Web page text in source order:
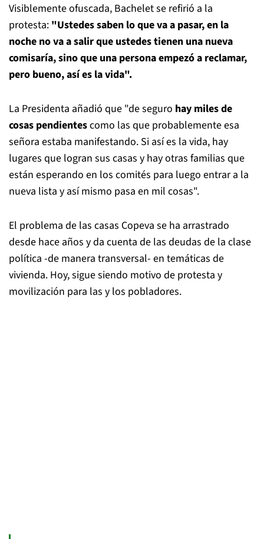
Visiblemente ofuscada, Bachelet se refirió a la
protesta: "Ustedes saben lo que va a pasar, en la
noche no va a salir que ustedes tienen una nueva
comisaría, sino que una persona empezó a reclamar,
pero bueno, así es la vida".
La Presidenta añadió que "de seguro hay miles de
cosas pendientescomo las que probablemente esa
señora estaba manifestando. Si así es la vida, hay
lugares que logran sus casas y hay otras familias que
están esperando en los comités para luego entrar a la
nueva lista y así mismo pasa en mil cosas".
El problema de las casas Copeva se ha arrastrado
desde hace años y da cuenta de las deudas de la clase
política -de manera transversal- en temáticas de
vivienda. Hoy, sigue siendo motivo de protesta y
movilización para las y los pobladores.